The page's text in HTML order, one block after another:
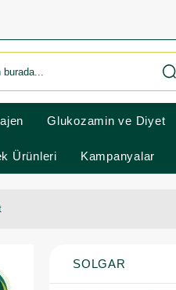
Glukozamin ve Diyet
Ürünleri Kampanyalar
SOLGAR